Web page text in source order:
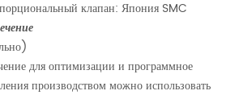
клапан: Япония SMC
для оптимизации и программное
производством можно использовать